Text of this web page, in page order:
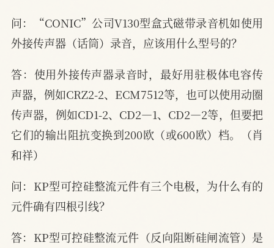
问：“CONIC”公司V130型盒式磁带录音机如使用
外接传声器（话筒）录音，应该用什么型号的？
答：使用外接传声器录音时，最好用驻极体电容传
声器，例如CRZ2-2、ECM7512等，也可以使用动圈
传声器，例如CD1-2、CD2—1、CD2—2等，但要把
它们的输出阻抗变换到200欧（或600欧）档。（肖
和祥）
问：KP型可控硅整流元件有三个电极，为什么有的
元件确有四根引线？
答：KP型可控硅整流元件（反向阻断硅闸流管）是